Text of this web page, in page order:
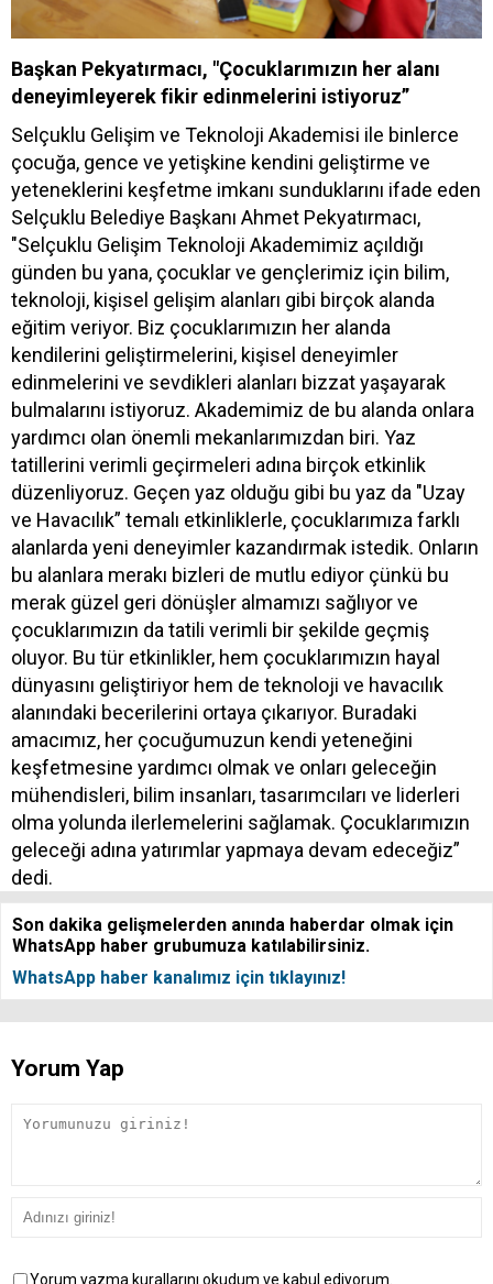
Başkan Pekyatırmacı, "Çocuklarımızın her alanı
deneyimleyerek fikir edinmelerini istiyoruz”
Selçuklu Gelişim ve Teknoloji Akademisi ile binlerce
çocuğa, gence ve yetişkine kendini geliştirme ve
yeteneklerini keşfetme imkanı sunduklarını ifade eden
Selçuklu Belediye Başkanı Ahmet Pekyatırmacı,
"Selçuklu Gelişim Teknoloji Akademimiz açıldığı
günden bu yana, çocuklar ve gençlerimiz için bilim,
teknoloji, kişisel gelişim alanları gibi birçok alanda
eğitim veriyor. Biz çocuklarımızın her alanda
kendilerini geliştirmelerini, kişisel deneyimler
edinmelerini ve sevdikleri alanları bizzat yaşayarak
bulmalarını istiyoruz. Akademimiz de bu alanda onlara
yardımcı olan önemli mekanlarımızdan biri. Yaz
tatillerini verimli geçirmeleri adına birçok etkinlik
düzenliyoruz. Geçen yaz olduğu gibi bu yaz da "Uzay
ve Havacılık” temalı etkinliklerle, çocuklarımıza farklı
alanlarda yeni deneyimler kazandırmak istedik. Onların
bu alanlara merakı bizleri de mutlu ediyor çünkü bu
merak güzel geri dönüşler almamızı sağlıyor ve
çocuklarımızın da tatili verimli bir şekilde geçmiş
oluyor. Bu tür etkinlikler, hem çocuklarımızın hayal
dünyasını geliştiriyor hem de teknoloji ve havacılık
alanındaki becerilerini ortaya çıkarıyor. Buradaki
amacımız, her çocuğumuzun kendi yeteneğini
keşfetmesine yardımcı olmak ve onları geleceğin
mühendisleri, bilim insanları, tasarımcıları ve liderleri
olma yolunda ilerlemelerini sağlamak. Çocuklarımızın
geleceği adına yatırımlar yapmaya devam edeceğiz”
dedi.
Son dakika gelişmelerden anında haberdar olmak için
WhatsApp haber grubumuza katılabilirsiniz.
WhatsApp haber kanalımız için tıklayınız!
Yorum Yap
Yorum yazma kurallarını okudum ve kabul ediyorum.